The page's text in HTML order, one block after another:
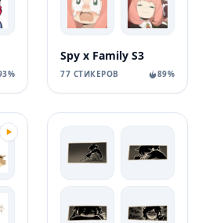
Spy x Family S3
77 СТИКЕРОВ 89%